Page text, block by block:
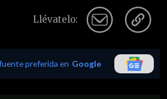
Llévatelo:
preferida en Google